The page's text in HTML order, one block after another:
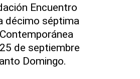
Encuentro
décimo séptima
Contemporánea
de septiembre
Domingo.